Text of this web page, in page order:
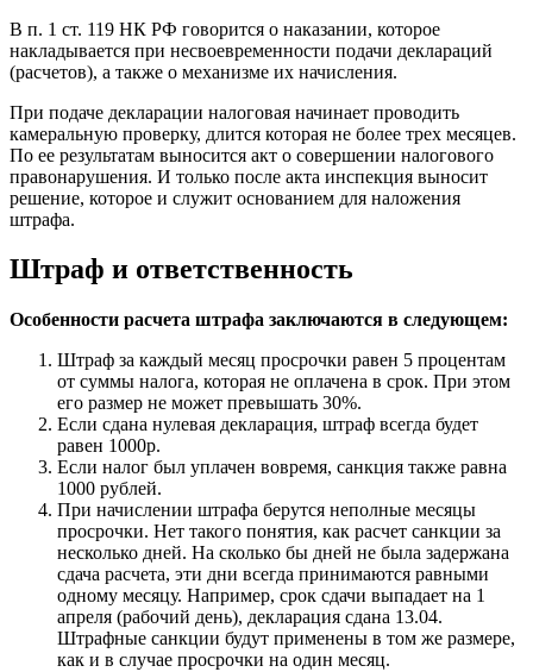
В п. 1 ст. 119 НК РФ говорится о наказании, которое
накладывается при несвоевременности подачи деклараций
(расчетов), а также о механизме их начисления.
При подаче декларации налоговая начинает проводить
камеральную проверку, длится которая не более трех месяцев.
По ее результатам выносится акт о совершении налогового
правонарушения. И только после акта инспекция выносит
решение, которое и служит основанием для наложения
штрафа.
Штраф и ответственность
Особенности расчета штрафа заключаются в следующем:
Штраф за каждый месяц просрочки равен 5 процентам
от суммы налога, которая не оплачена в срок. При этом
его размер не может превышать 30%.
Если сдана нулевая декларация, штраф всегда будет
равен 1000р.
Если налог был уплачен вовремя, санкция также равна
1000 рублей.
При начислении штрафа берутся неполные месяцы
просрочки. Нет такого понятия, как расчет санкции за
несколько дней. На сколько бы дней не была задержана
сдача расчета, эти дни всегда принимаются равными
одному месяцу. Например, срок сдачи выпадает на 1
апреля (рабочий день), декларация сдана 13.04.
Штрафные санкции будут применены в том же размере,
как и в случае просрочки на один месяц.